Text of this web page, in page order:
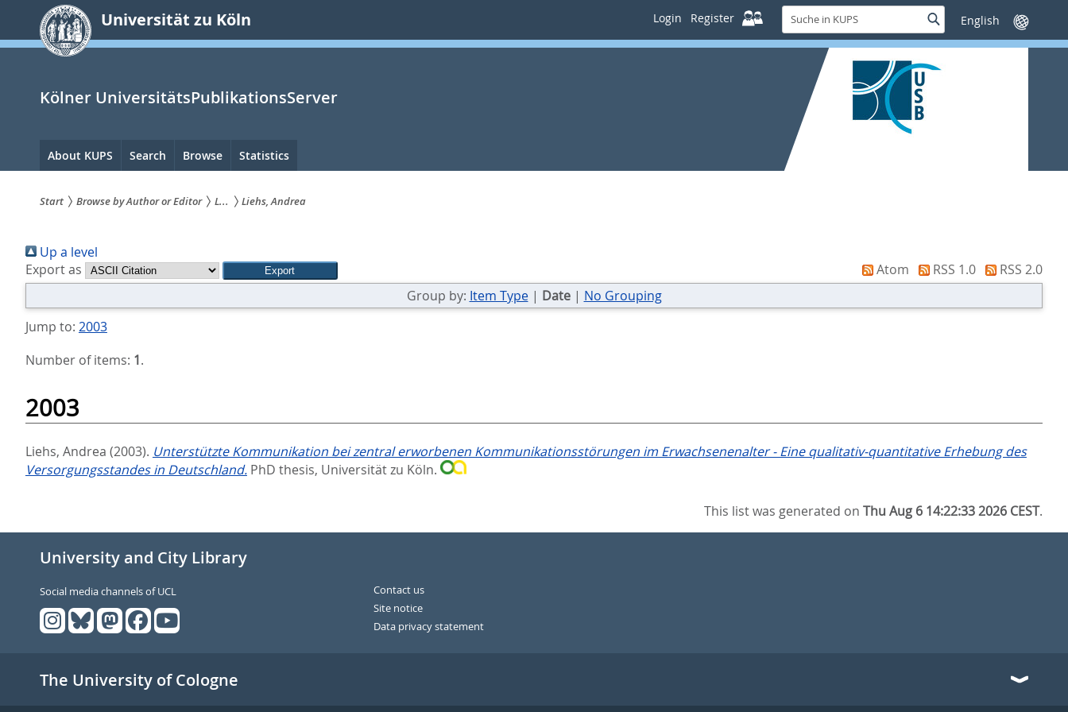
springen
Universität zu Köln Login Register
Suche
in
KUPS
SucheSprache
wechseln
Kölner UniversitätsPublikationsServer
Hauptnavigation
About KUPS Search Browse Statistics
sind
hier:
Start Browse by Author or Editor L... Liehs, Andrea
Up a level
Export as
Atom RSS 1.0
RSS 2.0
Group by: Item Type| Date| No Grouping
Jump to: 2003
Number of items: 1.
2003
Liehs, Andrea (2003). Unterstützte Kommunikation bei zentral erworbenen Kommunikationsstörungen im Erwachsenenalter - Eine qualitativ-quantitative Erhebung des
Versorgungsstandes in Deutschland. PhD thesis, Universität zu Köln.
This list was generated onThu Aug 6 14:22:33 2026 CEST.
University and City Library
Social media channels of UCL
Contact us
Site notice
Data privacy statement
The University of Cologne